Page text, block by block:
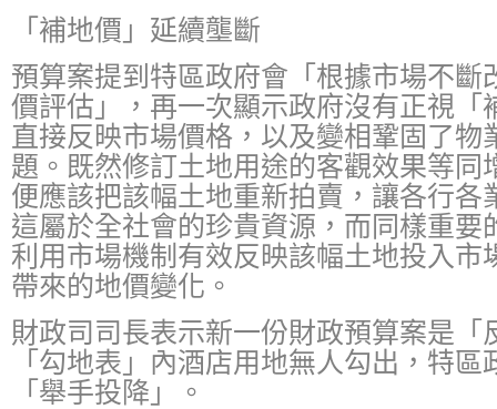
「補地價」延續壟斷
預算案提到特區政府會「根據市場不斷
價評估」，再一次顯示政府沒有正視「
直接反映市場價格，以及變相鞏固了物
題。既然修訂土地用途的客觀效果等同
便應該把該幅土地重新拍賣，讓各行各
這屬於全社會的珍貴資源，而同樣重要
利用市場機制有效反映該幅土地投入市
帶來的地價變化。
財政司司長表示新一份財政預算案是「
「勾地表」內酒店用地無人勾出，特
「舉手投降」。